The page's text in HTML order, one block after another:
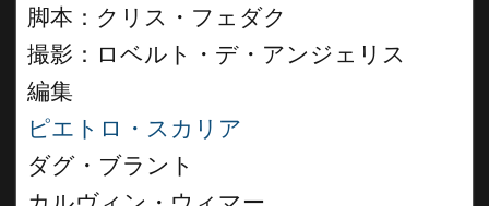
脚本：クリス・フェダク
撮影：ロベルト・デ・アンジェリス
編集
ピエトロ・スカリア
ダグ・ブラント